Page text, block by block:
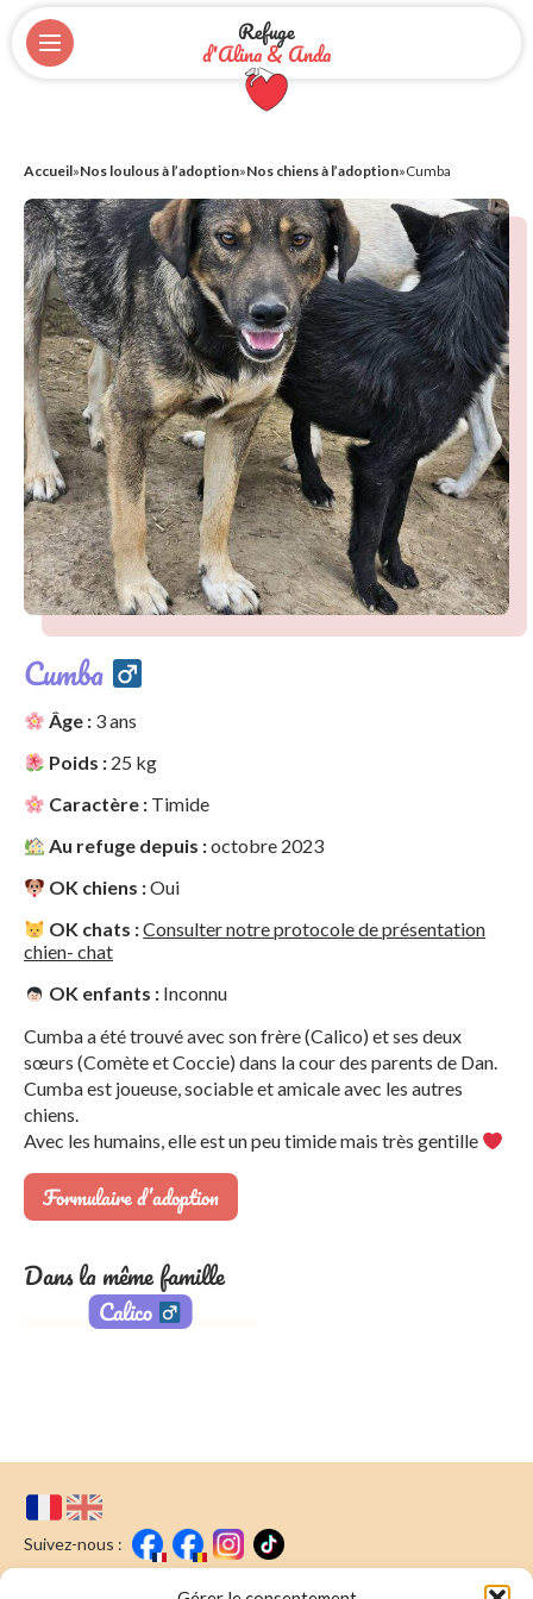
Refuge
d'Alina & Anda
Accueil»Nos loulous à l’adoption»Nos chiens à l’adoption»Cumba
Cumba
Âge : 3 ans
Poids : 25 kg
Caractère : Timide
Au refuge depuis :octobre 2023
OK chiens :Oui
OK chats :Consulter notre protocole de présentation
chien- chat
OK enfants : Inconnu
Cumba a été trouvé avec son frère (Calico) et ses deux
sœurs (Comète et Coccie) dans la cour des parents de Dan.
Cumba est joueuse, sociable et amicale avec les autres
chiens.
Avec les humains, elle est un peu timide mais très gentille
Formulaire d’adoption
Dans la même famille
Calico
Suivez-nous :